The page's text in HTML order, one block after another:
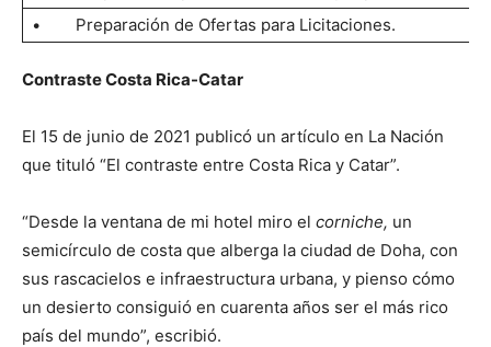
• Preparación de Ofertas para Licitaciones.
Contraste Costa Rica-Catar
El 15 de junio de 2021 publicó un artículo en La Nación
que tituló “El contraste entre Costa Rica y Catar”.
“Desde la ventana de mi hotel miro el corniche, un
semicírculo de costa que alberga la ciudad de Doha, con
sus rascacielos e infraestructura urbana, y pienso cómo
un desierto consiguió en cuarenta años ser el más rico
país del mundo”, escribió.